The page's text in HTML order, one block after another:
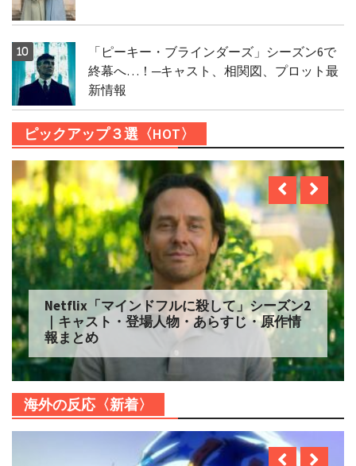
「ピーキー・ブラインダーズ」シーズン6で
終幕へ…！─キャスト、相関図、プロット最
新情報
ピックアップ３選〈HOT〉
Netflix「マインドフルに殺して」シーズン2
｜キャスト・登場人物・あらすじ・原作情
報まとめ
海外の反応〈新着〉